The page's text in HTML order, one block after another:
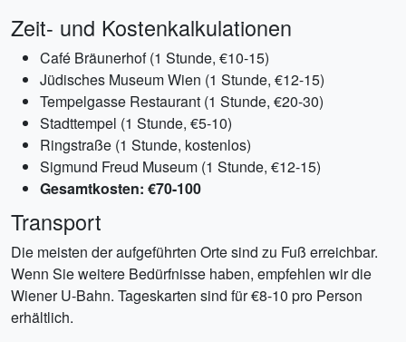
Zeit- und Kostenkalkulationen
Café Bräunerhof (1 Stunde, €10-15)
Jüdisches Museum Wien (1 Stunde, €12-15)
Tempelgasse Restaurant (1 Stunde, €20-30)
Stadttempel (1 Stunde, €5-10)
Ringstraße (1 Stunde, kostenlos)
Sigmund Freud Museum (1 Stunde, €12-15)
Gesamtkosten: €70-100
Transport
Die meisten der aufgeführten Orte sind zu Fuß erreichbar.
Wenn Sie weitere Bedürfnisse haben, empfehlen wir die
Wiener U-Bahn. Tageskarten sind für €8-10 pro Person
erhältlich.